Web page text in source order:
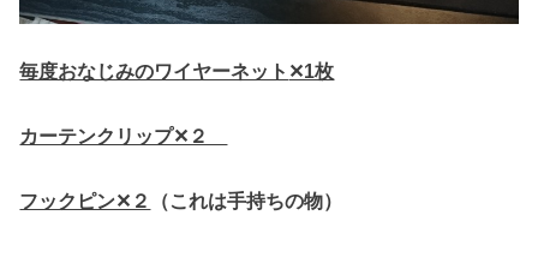
毎度おなじみのワイヤーネット ✕1枚
カーテンクリップ✕２
フックピン✕２ （これは手持ちの物）